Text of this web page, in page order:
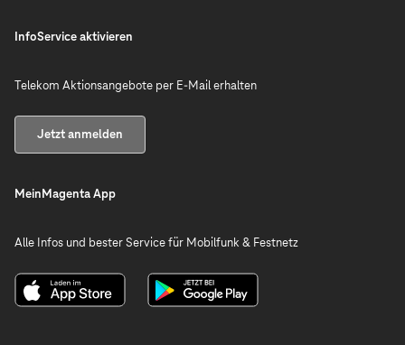
InfoService aktivieren
Telekom Aktionsangebote per E-Mail erhalten
Jetzt anmelden
MeinMagenta App
Alle Infos und bester Service für Mobilfunk & Festnetz